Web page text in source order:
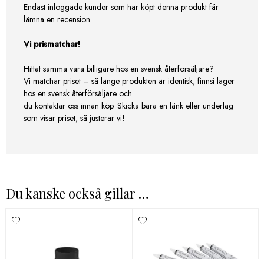
Endast inloggade kunder som har köpt denna produkt får
lämna en recension.
Vi prismatchar!
Hittat samma vara billigare hos en svensk återförsäljare?
Vi matchar priset – så länge produkten är identisk, finnsi lager
hos en svensk återförsäljare och
du kontaktar oss innan köp. Skicka bara en länk eller underlag
som visar priset, så justerar vi!
Du kanske också gillar …